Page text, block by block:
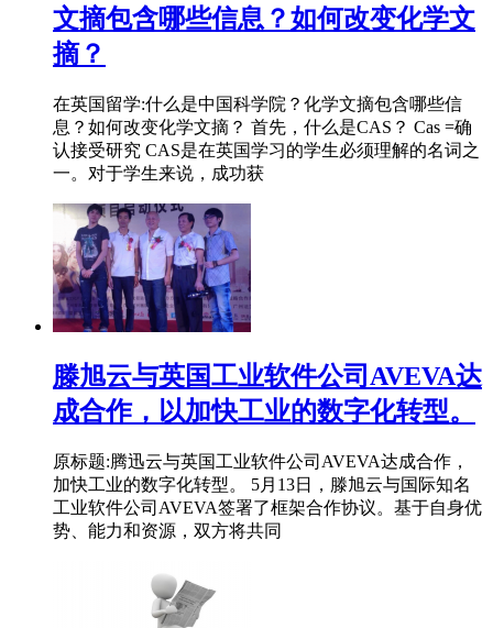
文摘包含哪些信息？如何改变化学文
摘？
在英国留学:什么是中国科学院？化学文摘包含哪些信
息？如何改变化学文摘？ 首先，什么是CAS？ Cas =确
认接受研究 CAS是在英国学习的学生必须理解的名词之
一。对于学生来说，成功获
滕旭云与英国工业软件公司AVEVA达
成合作，以加快工业的数字化转型。
原标题:腾迅云与英国工业软件公司AVEVA达成合作，
加快工业的数字化转型。 5月13日，滕旭云与国际知名
工业软件公司AVEVA签署了框架合作协议。基于自身优
势、能力和资源，双方将共同